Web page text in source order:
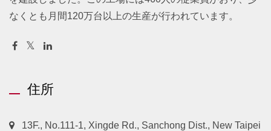
なくとも月間120万台以上の生産が行われています。
住所
13F., No.111-1, Xingde Rd., Sanchong Dist., New Taipei